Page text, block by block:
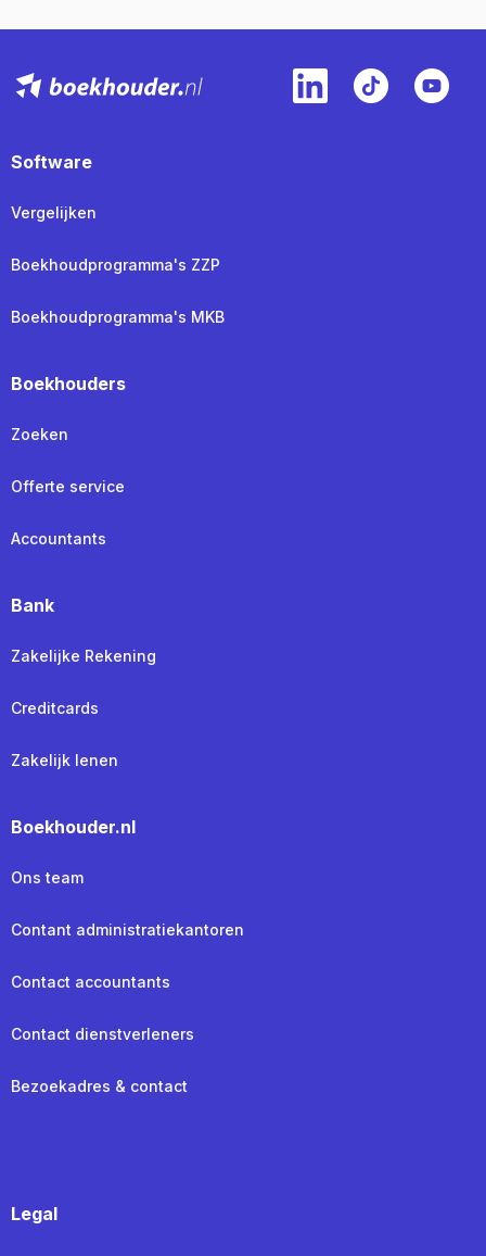
Software
Vergelijken
Boekhoudprogramma's ZZP
Boekhoudprogramma's MKB
Boekhouders
Zoeken
Offerte service
Accountants
Bank
Zakelijke Rekening
Creditcards
Zakelijk lenen
Boekhouder.nl
Ons team
Contant administratiekantoren
Contact accountants
Contact dienstverleners
Bezoekadres & contact
Legal